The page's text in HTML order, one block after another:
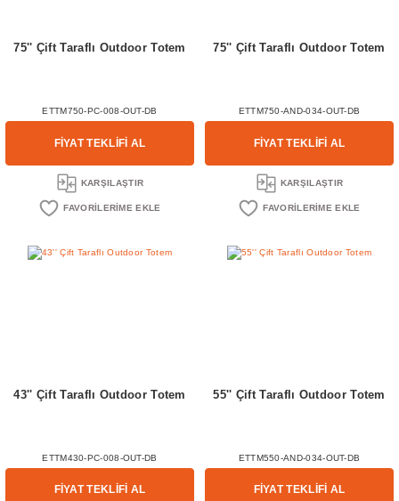
75'' Çift Taraflı Outdoor Totem
ETTM750-PC-008-OUT-DB
FİYAT TEKLİFİ AL
KARŞILAŞTIR
75'' Çift Taraflı Outdoor Totem
ETTM750-AND-034-OUT-DB
FİYAT TEKLİFİ AL
KARŞILAŞTIR
43'' Çift Taraflı Outdoor Totem
ETTM430-PC-008-OUT-DB
FİYAT TEKLİFİ AL
55'' Çift Taraflı Outdoor Totem
ETTM550-AND-034-OUT-DB
FİYAT TEKLİFİ AL